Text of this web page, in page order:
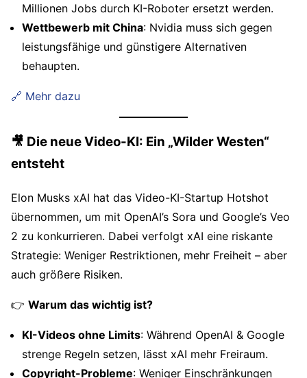
Millionen Jobs durch KI-Roboter ersetzt werden.
Wettbewerb mit China: Nvidia muss sich gegen
leistungsfähige und günstigere Alternativen
behaupten.
🔗 Mehr dazu
🎥 Die neue Video-KI: Ein „Wilder Westen“
entsteht
Elon Musks xAI hat das Video-KI-Startup Hotshot
übernommen, um mit OpenAI’s Sora und Google’s Veo
2 zu konkurrieren. Dabei verfolgt xAI eine riskante
Strategie: Weniger Restriktionen, mehr Freiheit – aber
auch größere Risiken.
👉 Warum das wichtig ist?
KI-Videos ohne Limits: Während OpenAI & Google
strenge Regeln setzen, lässt xAI mehr Freiraum.
Copyright-Probleme: Weniger Einschränkungen